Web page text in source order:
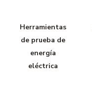
Herramientas
de prueba de
energía
eléctrica